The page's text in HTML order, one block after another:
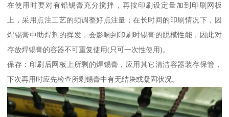
在使用时要对有铅锡膏充分搅拌，再按印刷设定量加到印刷网板
上，采用点注工艺的须调整好点注量；在长时间的印刷情况下，因
焊锡膏中助焊剂的挥发，会影响到印刷时锡膏的脱模性能，因此对
存放焊锡膏的容器不可重复使用(只可一次性使用)。
保存：印刷后网板上所剩的焊锡膏，应用其它清洁容器装存保管，
下次再用时应先检查所剩锡膏中有无结块或凝固状况。